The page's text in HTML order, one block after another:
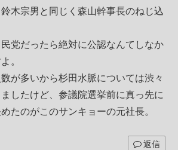
木宗男と同じく森山幹事長のねじ込
党だったら絶対に公認なんてしなか
。
が多いから杉田水脈については渋々
したけど、参議院選挙前に真っ先に
たのがこのサンキョーの元社長。
返信